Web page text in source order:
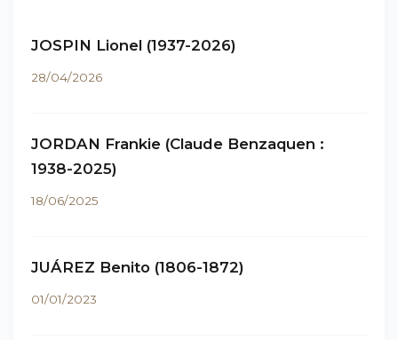
JOSPIN Lionel (1937-2026)
28/04/2026
JORDAN Frankie (Claude Benzaquen :
1938-2025)
18/06/2025
JUÁREZ Benito (1806-1872)
01/01/2023